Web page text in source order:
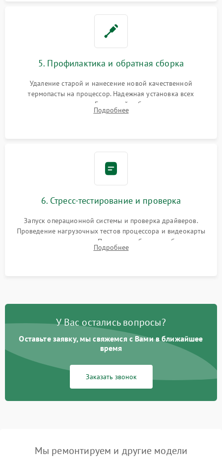
5. Профилактика и обратная сборка
Удаление старой и нанесение новой качественной
термопасты на процессор. Надежная установка всех
комплектующих в слоты. Грамотный кабель-менеджмент для
обеспечения правильной циркуляции воздуха внутри
Подробнее
6. Стресс-тестирование и проверка
Запуск операционной системы и проверка драйверов.
Проведение нагрузочных тестов процессора и видеокарты
для контроля температур. Проверка работоспособности всех
USB-портов, аудиовыходов и сетевого подключения.
Подробнее
У Вас остались вопросы?
Оставьте заявку, мы свяжемся с Вами в ближайшее
время
Заказать звонок
Мы ремонтируем и другие модели